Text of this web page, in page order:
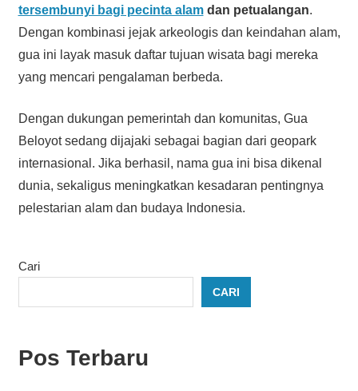
tersembunyi bagi pecinta alamdan petualangan.
Dengan kombinasi jejak arkeologis dan keindahan alam,
gua ini layak masuk daftar tujuan wisata bagi mereka
yang mencari pengalaman berbeda.
Dengan dukungan pemerintah dan komunitas, Gua
Beloyot sedang dijajaki sebagai bagian dari geopark
internasional. Jika berhasil, nama gua ini bisa dikenal
dunia, sekaligus meningkatkan kesadaran pentingnya
pelestarian alam dan budaya Indonesia.
Cari
CARI
Pos Terbaru